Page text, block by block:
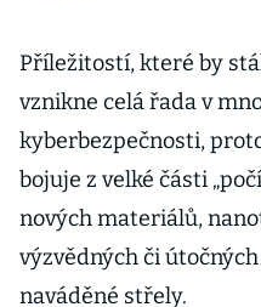
Příležitostí, které by
vznikne celá řada v
kyberbezpečnosti,
bojuje z velké části
nových materiálů,
výzvědných či
naváděné střely.